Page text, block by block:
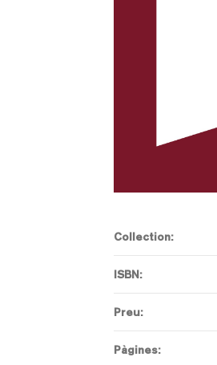
Collection:
ISBN:
Preu:
Pàgines: